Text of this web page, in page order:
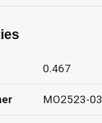
0.467
MO2523-03